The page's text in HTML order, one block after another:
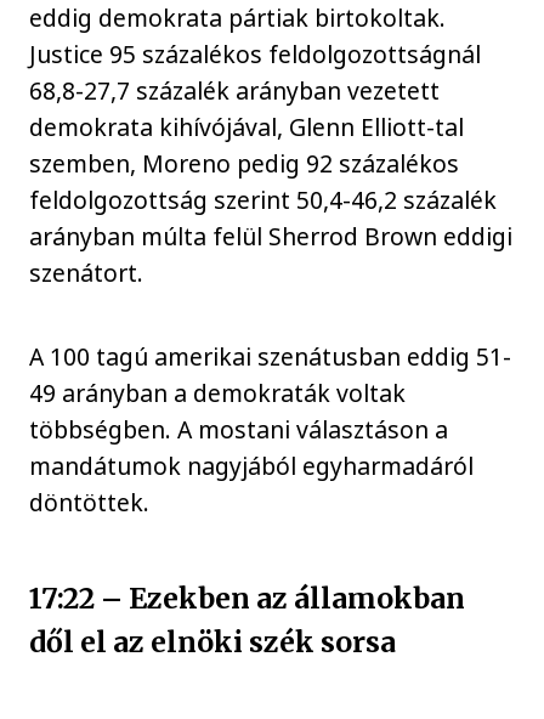
eddig demokrata pártiak birtokoltak.
Justice 95 százalékos feldolgozottságnál
68,8-27,7 százalék arányban vezetett
demokrata kihívójával, Glenn Elliott-tal
szemben, Moreno pedig 92 százalékos
feldolgozottság szerint 50,4-46,2 százalék
arányban múlta felül Sherrod Brown eddigi
szenátort.
A 100 tagú amerikai szenátusban eddig 51-
49 arányban a demokraták voltak
többségben. A mostani választáson a
mandátumok nagyjából egyharmadáról
döntöttek.
17:22 – Ezekben az államokban
dől el az elnöki szék sorsa